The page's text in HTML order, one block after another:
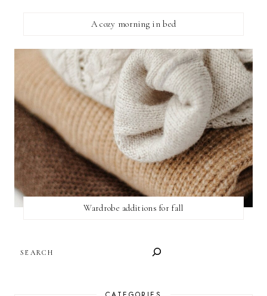
A cozy morning in bed
Wardrobe additions for fall